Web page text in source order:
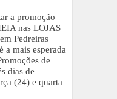
a promoção
nas LOJAS
Pedreiras
a mais esperada
de
dias de
(24) e quarta